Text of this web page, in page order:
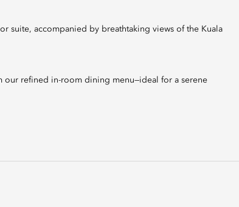
our refined in-room dining menu—ideal for a serene